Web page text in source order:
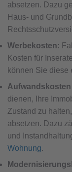
absetzen. Dazu
Haus- und
Werbekosten:
Kosten für
können Sie diese
dienen, Ihre
Zustand zu
absetzen. Dazu
und
Wohnung.